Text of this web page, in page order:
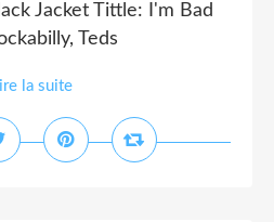
Jacket Tittle: I'm Bad
Teds
la suite